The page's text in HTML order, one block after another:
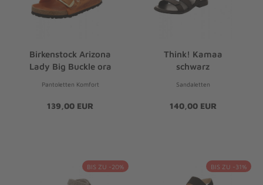
Birkenstock Arizona
Lady Big Buckle ora
Pantoletten Komfort
139,00 EUR
Think! Kamaa
schwarz
Sandaletten
140,00 EUR
BIS ZU -20% BIS ZU -31%